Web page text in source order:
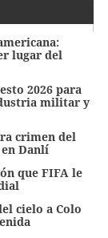
lugar del
2026 para
militar y
crimen del
Danlí
que FIFA le
cielo a Colo